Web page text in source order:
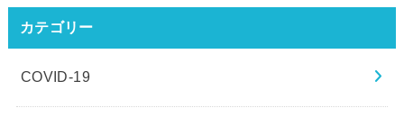
カテゴリー
COVID-19